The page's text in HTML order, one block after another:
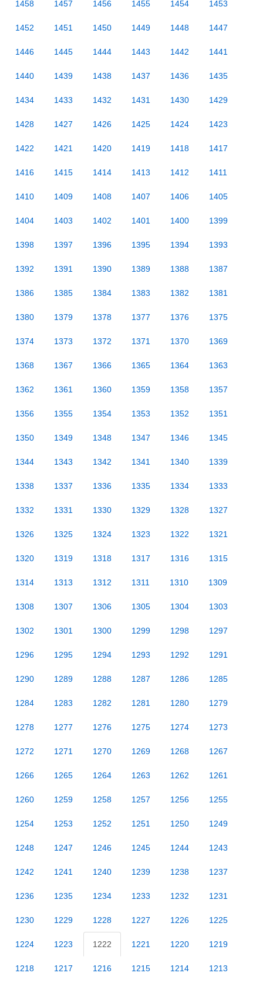
1458 1457 1456 1455 1454 1453
1452 1451 1450 1449 1448 1447
1446 1445 1444 1443 1442 1441
1440 1439 1438 1437 1436 1435
1434 1433 1432 1431 1430 1429
1428 1427 1426 1425 1424 1423
1422 1421 1420 1419 1418 1417
1416 1415 1414 1413 1412 1411
1410 1409 1408 1407 1406 1405
1404 1403 1402 1401 1400 1399
1398 1397 1396 1395 1394 1393
1392 1391 1390 1389 1388 1387
1386 1385 1384 1383 1382 1381
1380 1379 1378 1377 1376 1375
1374 1373 1372 1371 1370 1369
1368 1367 1366 1365 1364 1363
1362 1361 1360 1359 1358 1357
1356 1355 1354 1353 1352 1351
1350 1349 1348 1347 1346 1345
1344 1343 1342 1341 1340 1339
1338 1337 1336 1335 1334 1333
1332 1331 1330 1329 1328 1327
1326 1325 1324 1323 1322 1321
1320 1319 1318 1317 1316 1315
1314 1313 1312 1311 1310 1309
1308 1307 1306 1305 1304 1303
1302 1301 1300 1299 1298 1297
1296 1295 1294 1293 1292 1291
1290 1289 1288 1287 1286 1285
1284 1283 1282 1281 1280 1279
1278 1277 1276 1275 1274 1273
1272 1271 1270 1269 1268 1267
1266 1265 1264 1263 1262 1261
1260 1259 1258 1257 1256 1255
1254 1253 1252 1251 1250 1249
1248 1247 1246 1245 1244 1243
1242 1241 1240 1239 1238 1237
1236 1235 1234 1233 1232 1231
1230 1229 1228 1227 1226 1225
1224 1223 1222 1221 1220 1219
1218 1217 1216 1215 1214 1213